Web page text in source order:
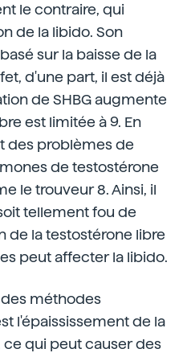
le contraire, qui
de la libido. Son
sur la baisse de la
d'une part, il est déjà
de SHBG augmente
est limitée à 9. En
des problèmes de
de testostérone
le trouveur 8.Ainsi, il
tellement fou de
de la testostérone libre
peut affecter la libido.
des méthodes
l'épaississement de la
qui peut causer des